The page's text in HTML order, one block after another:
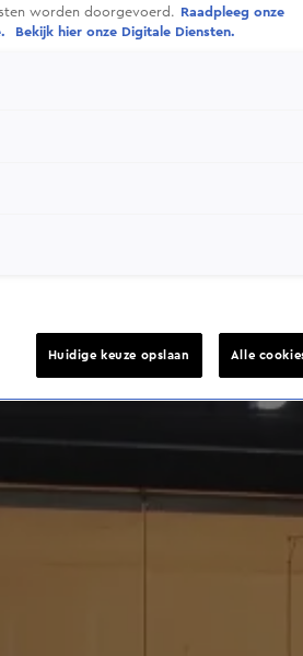
worden doorgevoerd.
Raadpleeg onze
Bekijk hier onze Digitale Diensten.
Huidige keuze opslaan Alle